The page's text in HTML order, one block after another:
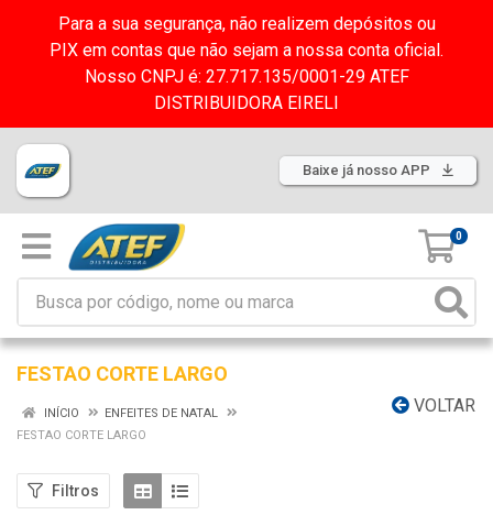
Para a sua segurança, não realizem depósitos ou
PIX em contas que não sejam a nossa conta oficial.
Nosso CNPJ é: 27.717.135/0001-29 ATEF
DISTRIBUIDORA EIRELI
Baixe já nosso APP
0
FESTAO CORTE LARGO
VOLTAR
INÍCIO
ENFEITES DE NATAL
FESTAO CORTE LARGO
Filtros